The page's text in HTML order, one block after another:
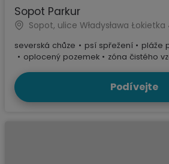
Sopot Parkur
Sopot, ulice Władysława Łokietka
severská chůze • psí spřežení • pláže
• oplocený pozemek • zóna čistého
Podívejte